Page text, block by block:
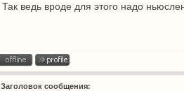
Так ведь вроде для этого надо
Заголовок сообщения: